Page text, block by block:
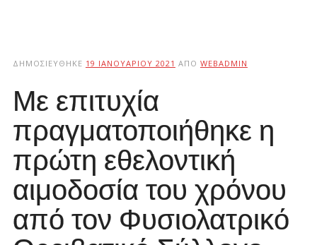
ΔΗΜΟΣΙΕΎΘΗΚΕ 19 ΙΑΝΟΥΑΡΊΟΥ 2021 ΑΠΌ WEBADMIN
Με επιτυχία
πραγματοποιήθηκε η
πρώτη εθελοντική
αιμοδοσία του χρόνου
από τον Φυσιολατρικό